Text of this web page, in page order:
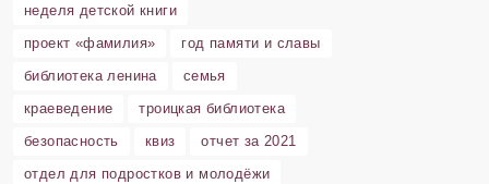
неделя детской книги
проект «фамилия»
год памяти и славы
библиотека ленина
семья
краеведение
троицкая библиотека
безопасность
квиз
отчет за 2021
отдел для подростков и молодёжи